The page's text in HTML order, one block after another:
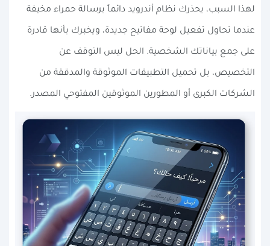
لهذا السبب، يحذرك نظام أندرويد دائماً برسالة حمراء مخيفة
عندما تحاول تفعيل لوحة مفاتيح جديدة، ويخبرك بأنها قادرة
على جمع بياناتك الشخصية. الحل ليس التوقف عن
التخصيص، بل تحميل التطبيقات الموثوقة والمدققة من
الشركات الكبرى أو المطورين الموثوقين المفتوحي المصدر.